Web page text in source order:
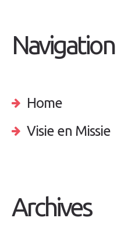
Navigation
Home
Visie en Missie
Archives